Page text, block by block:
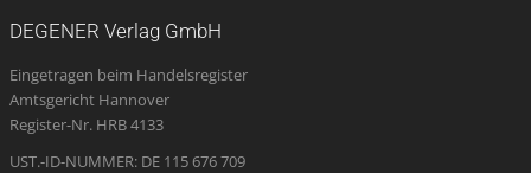
in
new
window
in
new
window
in
new
window
opens
in
new
window
in
new
DEGENER Verlag GmbH
Eingetragen beim Handelsregister
Amtsgericht Hannover
Register-Nr. HRB 4133
UST.-ID-NUMMER: DE 115 676 709